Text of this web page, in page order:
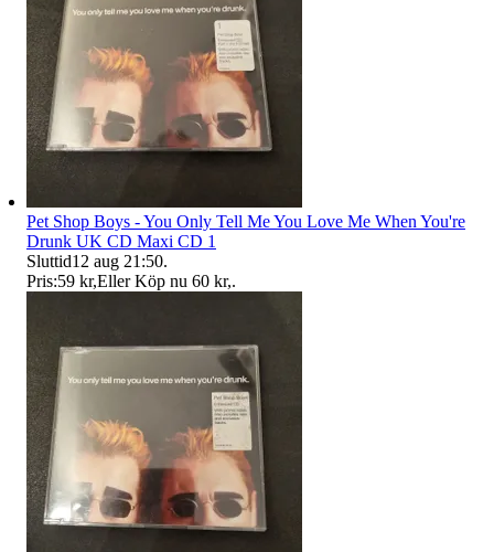
Pet Shop Boys - You Only Tell Me You Love Me When You're
Drunk UK CD Maxi CD 1
Sluttid12 aug 21:50.
Pris:59 kr,Eller Köp nu 60 kr,.